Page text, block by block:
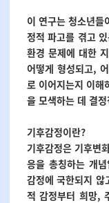
이 연구는 청소년들
정적 파고를 겪고
환경 문제에 대한
어떻게 형성되고,
로 이어지는지 이해
을 모색하는 데 결
기후감정이란?
기후감정은 기후변
응을 총칭하는 개
감정에 국한되지
적 감정부터 희망,